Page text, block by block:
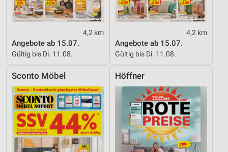
4,2 km
Angebote ab 15.07.
Gültig bis Di. 11.08.
4,2 km
Angebote ab 15.07.
Gültig bis Di. 11.08.
Sconto Möbel Höffner